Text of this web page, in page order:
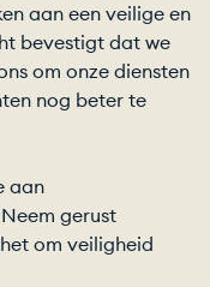
aan een veilige en
bevestigt dat we
om onze diensten
nog beter te
aan
gerust
om veiligheid